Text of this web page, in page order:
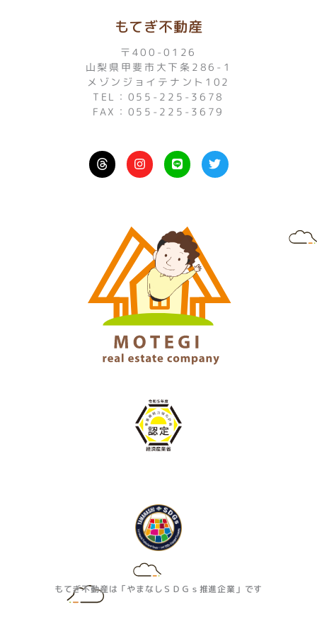
もてぎ不動産
〒400-0126
山梨県甲斐市大下条286-1
メゾンジョイテナント102
TEL：055-225-3678
FAX：055-225-3679
I
n
s
a
m
L
i
n
T
w
i
もてぎ不動産は「やまなしＳＤＧｓ推進企業」です